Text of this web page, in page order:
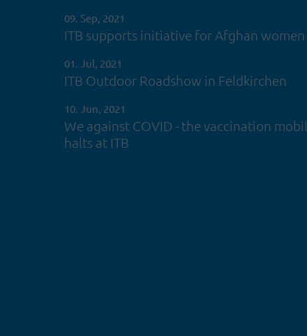
09. Sep, 2021
ITB supports initiative for Afghan women
01. Jul, 2021
ITB Outdoor Roadshow in Feldkirchen
10. Jun, 2021
We against COVID - the vaccination
halts at ITB